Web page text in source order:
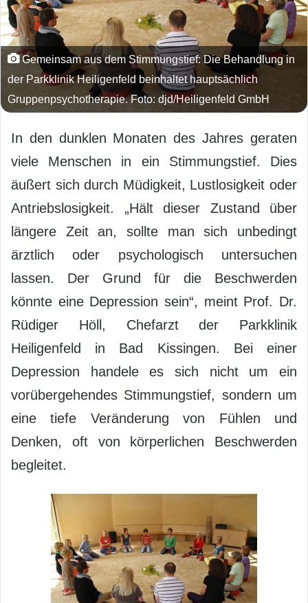
Gemeinsam aus dem Stimmungstief: Die Behandlung in
der Parkklinik Heiligenfeld beinhaltet hauptsächlich
Gruppenpsychotherapie. Foto: djd/Heiligenfeld GmbH
In den dunklen Monaten des Jahres geraten
viele Menschen in ein Stimmungstief. Dies
äußert sich durch Müdigkeit, Lustlosigkeit oder
Antriebslosigkeit. „Hält dieser Zustand über
längere Zeit an, sollte man sich unbedingt
ärztlich oder psychologisch untersuchen
lassen. Der Grund für die Beschwerden
könnte eine Depression sein“, meint Prof. Dr.
Rüdiger Höll, Chefarzt der Parkklinik
Heiligenfeld in Bad Kissingen. Bei einer
Depression handele es sich nicht um ein
vorübergehendes Stimmungstief, sondern um
eine tiefe Veränderung von Fühlen und
Denken, oft von körperlichen Beschwerden
begleitet.